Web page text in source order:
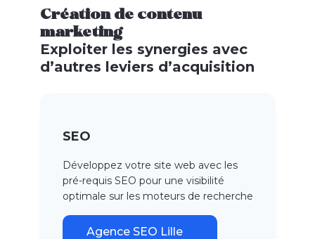
Création de contenu
marketing
Exploiter les synergies avec
d’autres leviers d’acquisition
SEO
Développez votre site web avec les
pré-requis SEO pour une visibilité
optimale sur les moteurs de recherche
Agence SEO Lille